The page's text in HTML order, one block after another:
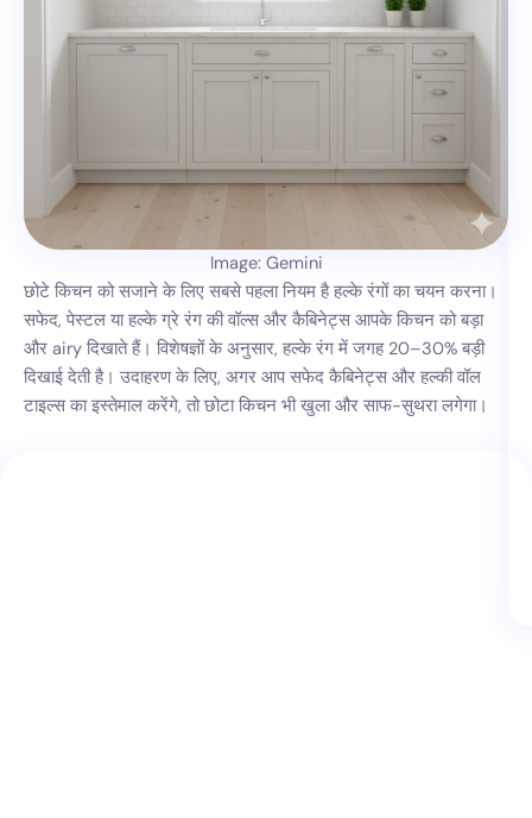
Image: Gemini
छोटे किचन को सजाने के लिए सबसे पहला नियम है हल्के रंगों का चयन करना।
सफेद, पेस्टल या हल्के ग्रे रंग की वॉल्स और कैबिनेट्स आपके किचन को बड़ा
और airy दिखाते हैं। विशेषज्ञों के अनुसार, हल्के रंग में जगह 20–30% बड़ी
दिखाई देती है। उदाहरण के लिए, अगर आप सफेद कैबिनेट्स और हल्की वॉल
टाइल्स का इस्तेमाल करेंगे, तो छोटा किचन भी खुला और साफ-सुथरा लगेगा।